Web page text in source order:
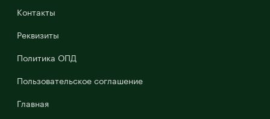
Контакты
Реквизиты
Политика ОПД
Пользовательское соглашение
Главная